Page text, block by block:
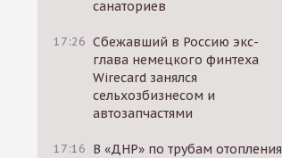
санаториев
17:26 Сбежавший в Россию экс-
глава немецкого финтеха
Wirecard занялся
сельхозбизнесом и
автозапчастями
17:16 В «ДНР» по трубам отопления